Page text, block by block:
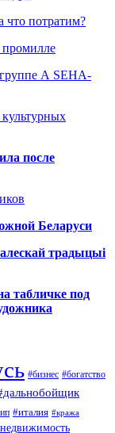
что потратим?
промилле
А SEHA-
после
Беларуси
традыцыі
табличке под
#бизнес #богатство
#италия #кража